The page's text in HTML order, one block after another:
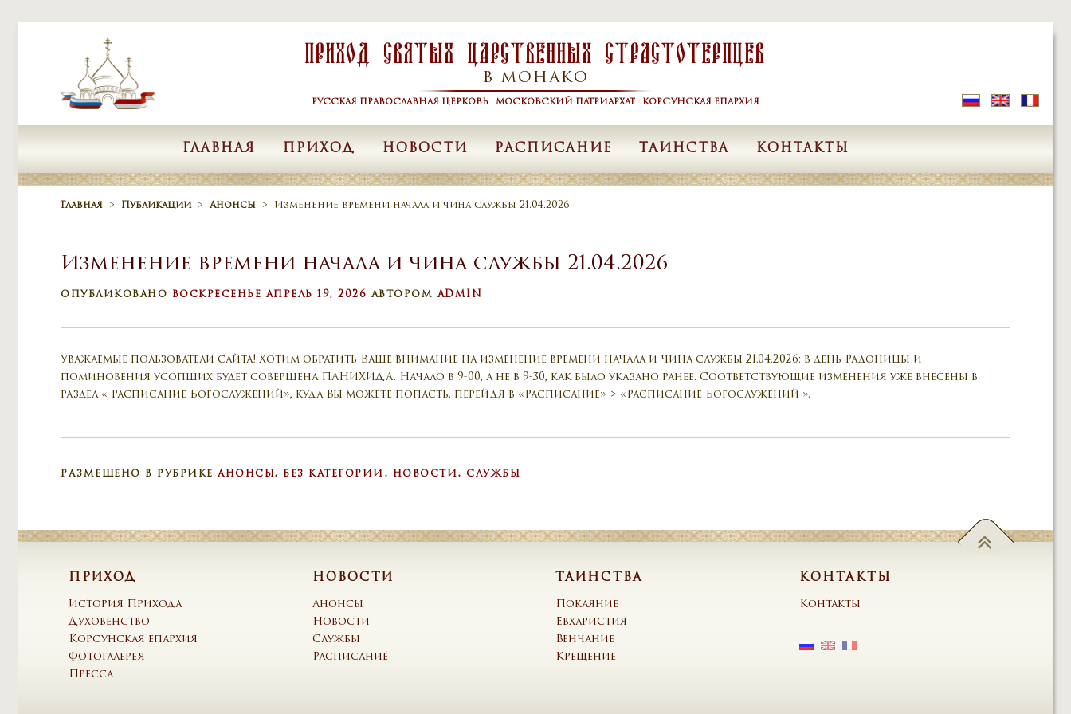
Приход Святых Царственных Страстотерпцев
В МОНАКО
РУССКАЯ ПРАВОСЛАВНАЯ ЦЕРКОВЬ МОСКОВСКИЙ ПАТРИАРХАТ КОРСУНСКАЯ ЕПАРХИЯ
ГЛАВНАЯ ПРИХОД НОВОСТИ РАСПИСАНИЕ ТАИНСТВА КОНТАКТЫ
Главная > Публикации > Анонсы > Изменение времени начала и чина службы 21.04.2026
Изменение времени начала и чина службы 21.04.2026
ОПУБЛИКОВАНО ВОСКРЕСЕНЬЕ АПРЕЛЬ 19, 2026 АВТОРОМADMIN
Уважаемые пользователи сайта! Хотим обратить Ваше внимание на изменение времени начала и чина службы 21.04.2026: в день Радоницы и
поминовения усопших будет совершена ПАНИХИДА. Начало в 9-00, а не в 9-30, как было указано ранее. Соответствующие изменения уже внесены в
раздел « Расписание Богослужений», куда Вы можете попасть, перейдя в «Расписание»-> «Расписание Богослужений ».
РАЗМЕЩЕНО В РУБРИКЕАНОНСЫ, БЕЗ КАТЕГОРИИ , НОВОСТИ, СЛУЖБЫ
ПРИХОД
История Прихода
Духовенство
Корсунская епархия
Фотогалерея
Пресса
НОВОСТИ
Анонсы
Новости
Службы
Расписание
ТАИНСТВА
Покаяние
Евхаристия
Венчание
Крещение
КОНТАКТЫ
Контакты